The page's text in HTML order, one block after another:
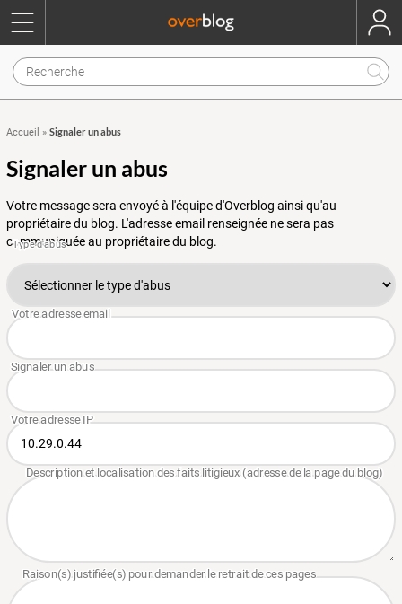
Accueil » Signaler un abus
Signaler un abus
Votre message sera envoyé à l'équipe d'Overblog ainsi qu'au
propriétaire du blog. L'adresse email renseignée ne sera pas
communiquée au propriétaire du blog.